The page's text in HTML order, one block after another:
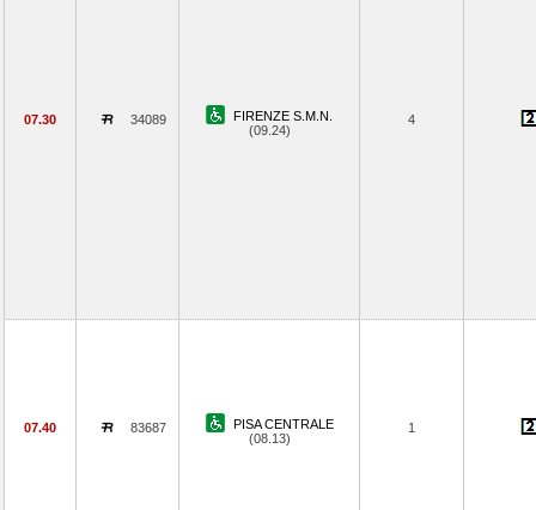
07.30 34089
FIRENZE S.M.N.
(09.24)
4
07.40 83687
PISA CENTRALE
(08.13)
1